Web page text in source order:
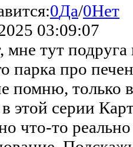
0Да/0Нет
03:09:07
мне тут
про
помню, только
этой серии
что-то